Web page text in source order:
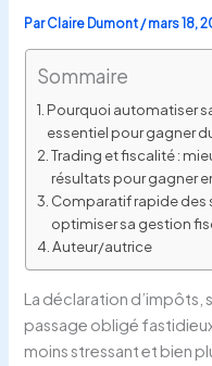
ParClaire Dumont/mars 18,
Sommaire
Pourquoi automatiser
essentiel pour gagner
Trading et fiscalité :
résultats pour gagner
Comparatif rapide des
optimiser sa gestion
Auteur/autrice
La déclaration d’impôts,
passage obligé
moins stressant et bien